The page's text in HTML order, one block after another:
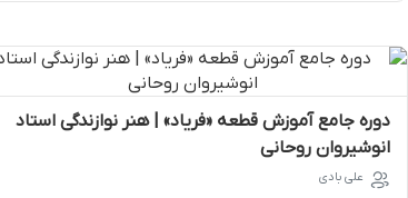
دوره جامع آموزش قطعه «فریاد» | هنر نوازندگی استاد
انوشیروان روحانی
علی بادی